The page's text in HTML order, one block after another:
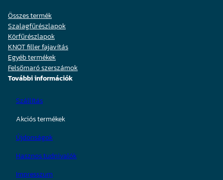
Összes termék
Szalagfűrészlapok
Körfűrészlapok
KNOT filler fajavítás
Egyéb termékek
Felsőmaró szerszámok
További információk
Szállítás
Akciós termékek
Újdonságok
Hasznos tudnivalók
Impresszum